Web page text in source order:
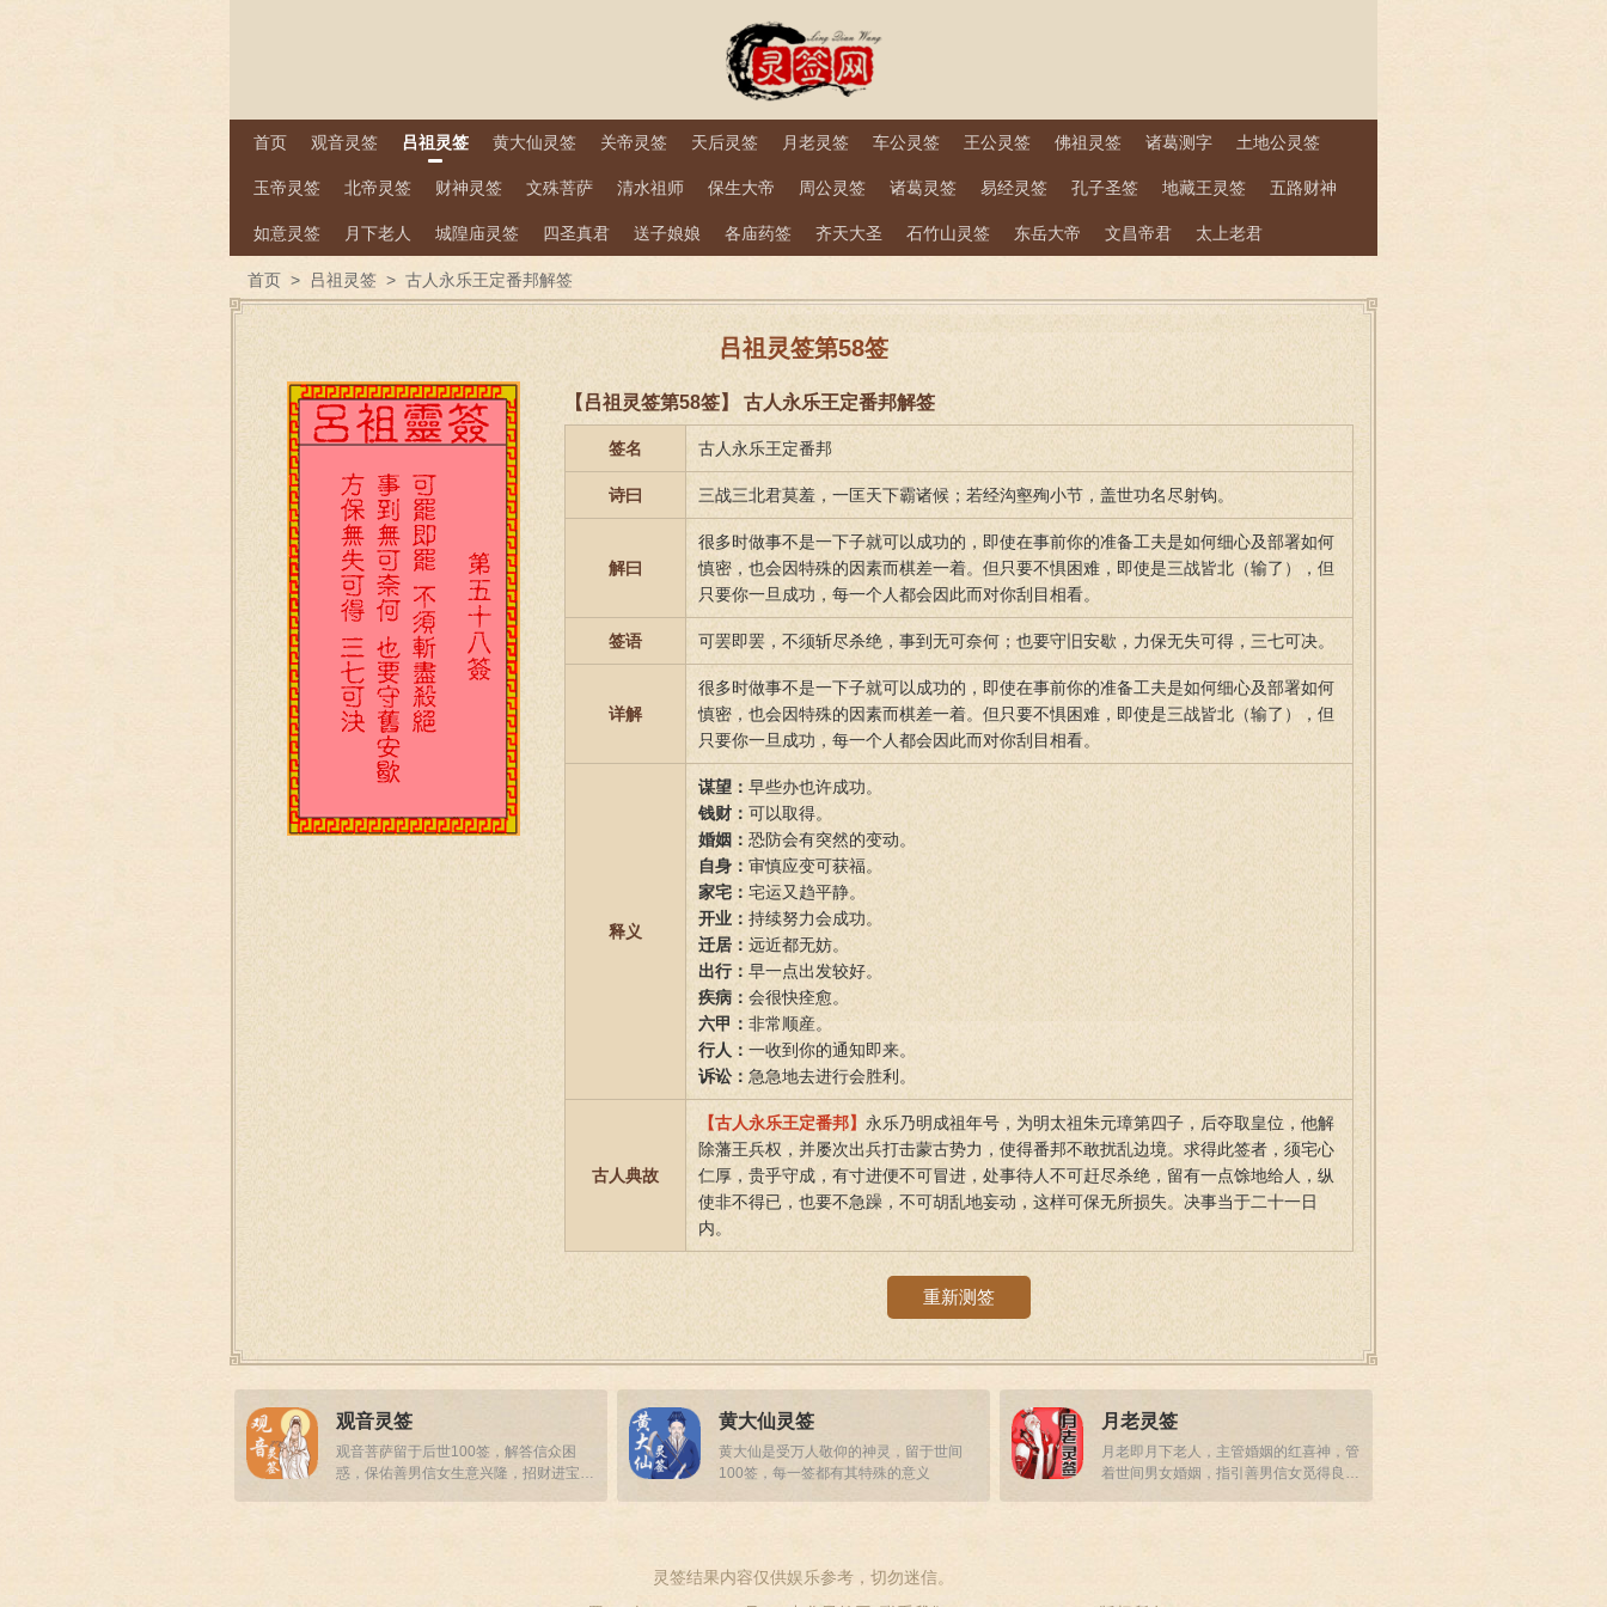
首页 观音灵签 吕祖灵签 黄大仙灵签 关帝灵签 天后灵签 月老灵签 车公灵签 王公灵签 佛祖灵签 诸葛测字 土地公灵签
玉帝灵签 北帝灵签 财神灵签 文殊菩萨 清水祖师 保生大帝 周公灵签 诸葛灵签 易经灵签 孔子圣签 地藏王灵签 五路财神
如意灵签 月下老人 城隍庙灵签 四圣真君 送子娘娘 各庙药签 齐天大圣 石竹山灵签 东岳大帝 文昌帝君 太上老君
首页 > 吕祖灵签 > 古人永乐王定番邦解签
吕祖灵签第58签
【吕祖灵签第58签】 古人永乐王定番邦解签
签名 古人永乐王定番邦
诗曰 三战三北君莫羞，一匡天下霸诸候；若经沟壑殉小节，盖世功名尽射钩。
解曰
很多时做事不是一下子就可以成功的，即使在事前你的准备工夫是如何细心及部署如何
慎密，也会因特殊的因素而棋差一着。但只要不惧困难，即使是三战皆北（输了），但
只要你一旦成功，每一个人都会因此而对你刮目相看。
签语 可罢即罢，不须斩尽杀绝，事到无可奈何；也要守旧安歇，力保无失可得，三七可决。
详解
很多时做事不是一下子就可以成功的，即使在事前你的准备工夫是如何细心及部署如何
慎密，也会因特殊的因素而棋差一着。但只要不惧困难，即使是三战皆北（输了），但
只要你一旦成功，每一个人都会因此而对你刮目相看。
释义
谋望： 早些办也许成功。
钱财： 可以取得。
婚姻： 恐防会有突然的变动。
自身： 审慎应变可获福。
家宅： 宅运又趋平静。
开业： 持续努力会成功。
迁居： 远近都无妨。
出行： 早一点出发较好。
疾病： 会很快痊愈。
六甲： 非常顺産。
行人： 一收到你的通知即来。
诉讼： 急急地去进行会胜利。
古人典故
【古人永乐王定番邦】 永乐乃明成祖年号，为明太祖朱元璋第四子，后夺取皇位，他解
除藩王兵权，并屡次出兵打击蒙古势力，使得番邦不敢扰乱边境。求得此签者，须宅心
仁厚，贵乎守成，有寸进便不可冒进，处事待人不可赶尽杀绝，留有一点馀地给人，纵
使非不得已，也要不急躁，不可胡乱地妄动，这样可保无所损失。决事当于二十一日
内。
重新测签
观音灵签
观音菩萨留于后世100签，解答信众困
惑，保佑善男信女生意兴隆，招财进宝，
黄大仙灵签
黄大仙是受万人敬仰的神灵，留于世间
100签，每一签都有其特殊的意义
月老灵签
月老即月下老人，主管婚姻的红喜神，管
着世间男女婚姻，指引善男信女觅得良
灵签结果内容仅供娱乐参考，切勿迷信。